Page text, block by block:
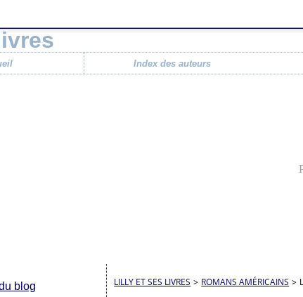
Index des auteurs
blog LILLY ET SES LIVRES > ROMANS AMÉRICAINS >